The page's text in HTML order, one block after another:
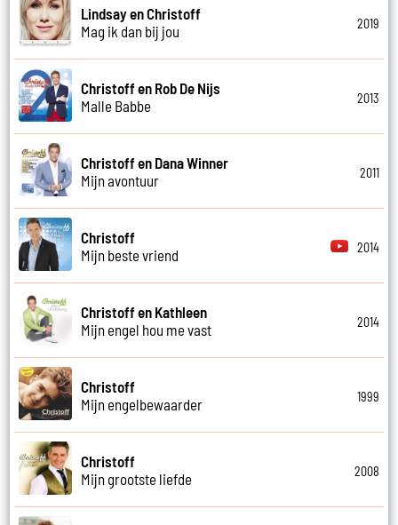
Lindsay en Christoff
Mag ik dan bij jou
2019
Christoff en Rob De Nijs
Malle Babbe
2013
Christoff en Dana Winner
Mijn avontuur
2011
Christoff
Mijn beste vriend
2014
Christoff en Kathleen
Mijn engel hou me vast
2014
Christoff
Mijn engelbewaarder
1999
Christoff
Mijn grootste liefde
2008